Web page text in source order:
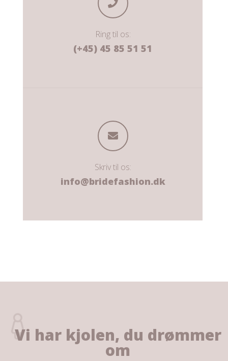
Ring til os:
(+45) 45 85 51 51
Skriv til os:
info@bridefashion.dk
Vi har kjolen, du drømmer
om